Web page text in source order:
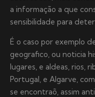
a informação a que
sensibilidade para
É o caso por exemplo
geografico, ou noticia
lugares, e aldeas, rios,
Portugal, e Algarve,
se encontraõ, assim